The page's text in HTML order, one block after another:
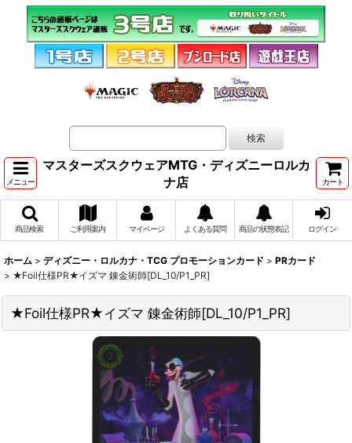
メニュー
マスターズスクウェアMTG・ディズニーロルカ
ナ店
カート
商品検索 ご利用案内 マイページ よくある質問 商品の状態表記 ログイン
ホーム > ディズニー・ロルカナ・TCG プロモーションカード > PRカード
> ★Foil仕様PR★イズマ 錬金術師[DL_10/P1_PR]
★Foil仕様PR★イズマ 錬金術師[DL_10/P1_PR]